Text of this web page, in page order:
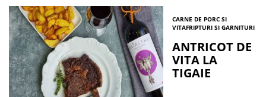
CARNE DE PORC SI
VITAFRIPTURI SI GARNITURI
ANTRICOT DE
VITA LA
TIGAIE